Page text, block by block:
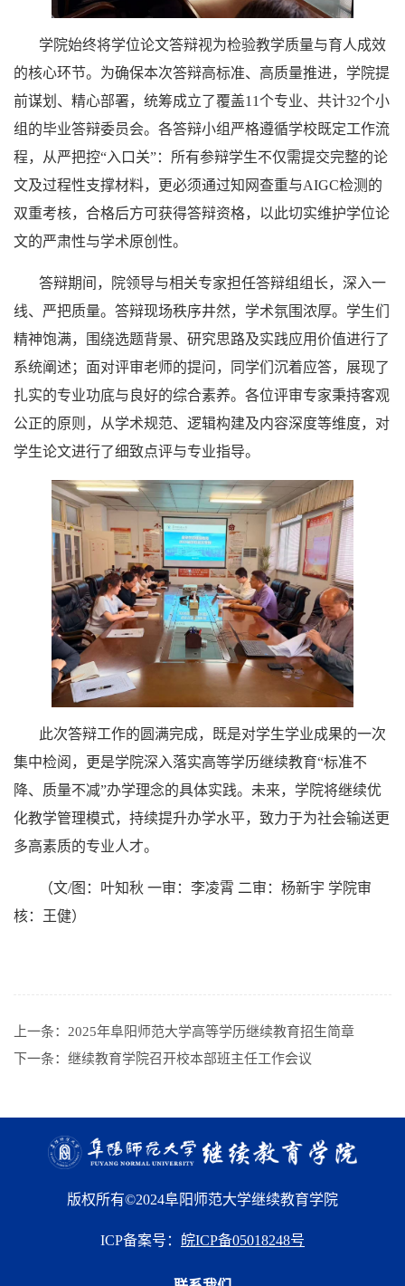
学院始终将学位论文答辩视为检验教学质量与育人成效
的核心环节。为确保本次答辩高标准、高质量推进，学院提
前谋划、精心部署，统筹成立了覆盖11个专业、共计32个小
组的毕业答辩委员会。各答辩小组严格遵循学校既定工作流
程，从严把控“入口关”：所有参辩学生不仅需提交完整的论
文及过程性支撑材料，更必须通过知网查重与AIGC检测的
双重考核，合格后方可获得答辩资格，以此切实维护学位论
文的严肃性与学术原创性。
答辩期间，院领导与相关专家担任答辩组组长，深入一
线、严把质量。答辩现场秩序井然，学术氛围浓厚。学生们
精神饱满，围绕选题背景、研究思路及实践应用价值进行了
系统阐述；面对评审老师的提问，同学们沉着应答，展现了
扎实的专业功底与良好的综合素养。各位评审专家秉持客观
公正的原则，从学术规范、逻辑构建及内容深度等维度，对
学生论文进行了细致点评与专业指导。
此次答辩工作的圆满完成，既是对学生学业成果的一次
集中检阅，更是学院深入落实高等学历继续教育“标准不
降、质量不减”办学理念的具体实践。未来，学院将继续优
化教学管理模式，持续提升办学水平，致力于为社会输送更
多高素质的专业人才。
（文/图：叶知秋 一审：李凌霄 二审：杨新宇 学院审
核：王健）
上一条： 2025年阜阳师范大学高等学历继续教育招生简章
下一条： 继续教育学院召开校本部班主任工作会议
版权所有©2024阜阳师范大学继续教育学院
ICP备案号： 皖ICP备05018248号